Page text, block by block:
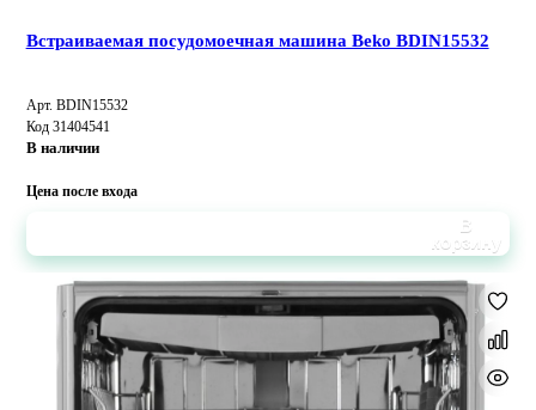
Встраиваемая посудомоечная машина Beko BDIN15532
Арт. BDIN15532
Код 31404541
В наличии
Цена после входа
В
корзину